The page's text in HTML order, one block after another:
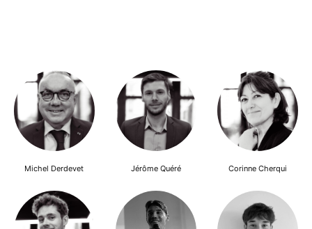
Michel Derdevet Jérôme Quéré Corinne Cherqui